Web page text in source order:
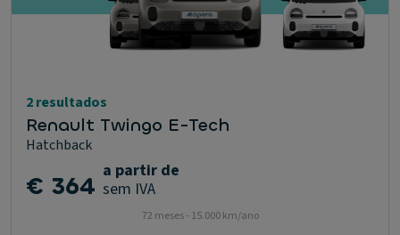
2 resultados
Renault Twingo E-Tech
Hatchback
€ 364 a partir de
sem IVA
72 meses - 15.000 km/ano